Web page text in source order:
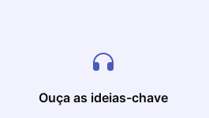
Ouça as ideias-chave